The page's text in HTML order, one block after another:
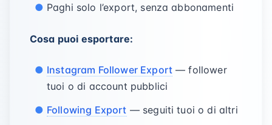
Paghi solo l’export, senza abbonamenti
Cosa puoi esportare:
Instagram Follower Export — follower
tuoi o di account pubblici
Following Export — seguiti tuoi o di altri